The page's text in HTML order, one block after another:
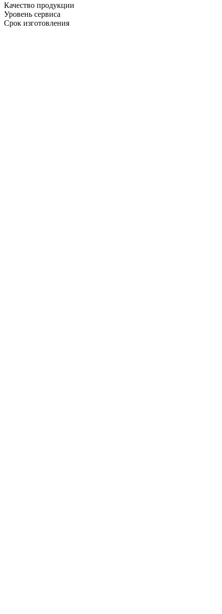
Качество продукции
Уровень сервиса
Срок изготовления